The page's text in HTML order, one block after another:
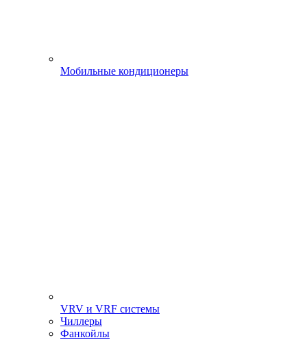
Мобильные кондиционеры
VRV и VRF системы
Чиллеры
Фанкойлы